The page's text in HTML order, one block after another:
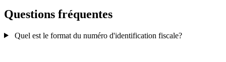
Questions fréquentes
Quel est le format du numéro d'identification fiscale?